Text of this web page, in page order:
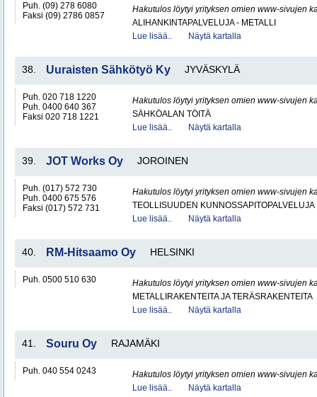
Puh. (09) 278 6080
Faksi (09) 2786 0857
Hakutulos löytyi yrityksen omien www-sivujen
ALIHANKINTAPALVELUJA - METALLI
Lue lisää..
Näytä kartalla
38. Uuraisten Sähkötyö Ky JYVÄSKYLÄ
Puh. 020 718 1220
Puh. 0400 640 367
Faksi 020 718 1221
Hakutulos löytyi yrityksen omien www-sivujen
SÄHKÖALAN TÖITÄ
Lue lisää..
Näytä kartalla
39. JOT Works Oy JOROINEN
Puh. (017) 572 730
Puh. 0400 675 576
Faksi (017) 572 731
Hakutulos löytyi yrityksen omien www-sivujen
TEOLLISUUDEN KUNNOSSAPITOPALVELUJA
Lue lisää..
Näytä kartalla
40. RM-Hitsaamo Oy HELSINKI
Puh. 0500 510 630
Hakutulos löytyi yrityksen omien www-sivujen
METALLIRAKENTEITA JA TERÄSRAKENTEITA
Lue lisää..
Näytä kartalla
41. Souru Oy RAJAMÄKI
Puh. 040 554 0243
Hakutulos löytyi yrityksen omien www-sivujen
Lue lisää..
Näytä kartalla